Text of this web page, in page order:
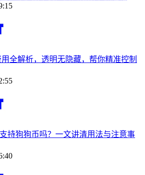
全解析，透明无隐藏，帮你精准控制
支持狗狗币吗？一文讲清用法与注意事